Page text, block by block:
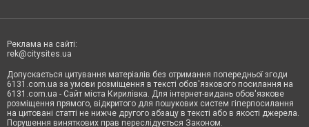
Реклама на сайті:
rek@citysites.ua
Допускається цитування матеріалів без отримання попередньої згоди
6131.com.ua за умови розміщення в тексті обов'язкового посилання на
6131.com.ua - Сайт міста Кирилівка. Для інтернет-видань обов'язкове
розміщення прямого, відкритого для пошукових систем гіперпосилання
на цитовані статті не нижче другого абзацу в тексті або в якості джерела.
Порушення виняткових прав переслідується Законом.